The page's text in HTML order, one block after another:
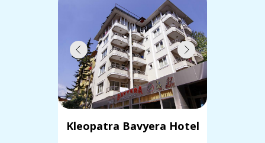
Kleopatra Bavyera Hotel